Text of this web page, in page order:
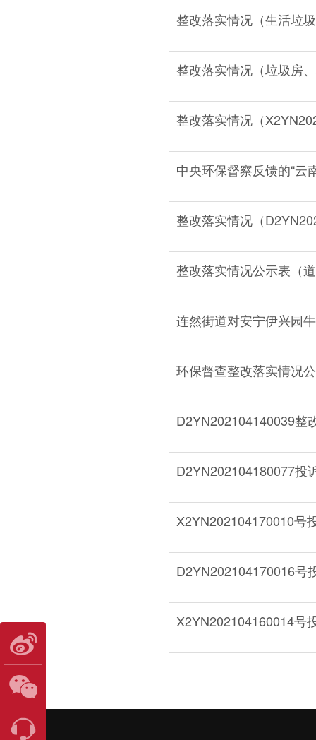
整改落实情况（生活垃
整改落实情况（垃圾房
整改落实情况（
中央环保督察反馈的“云
整改落实情况（
整改落实情况公示表（
连然街道对安宁伊兴园
环保督查整改落实情况
D2YN202104140039整
D2YN202104180077投
X2YN202104170010号
D2YN202104170016号
X2YN202104160014号